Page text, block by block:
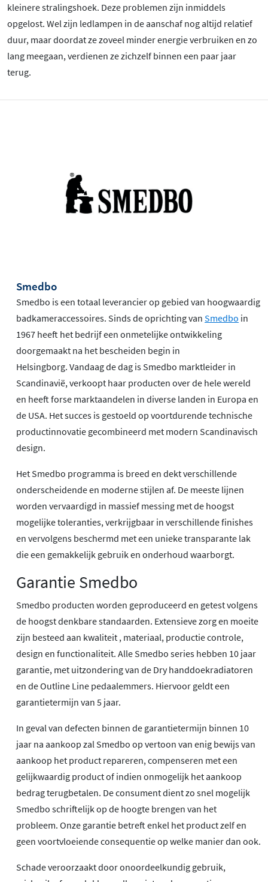
kleinere stralingshoek. Deze problemen zijn inmiddels
opgelost. Wel zijn ledlampen in de aanschaf nog altijd relatief
duur, maar doordat ze zoveel minder energie verbruiken en zo
lang meegaan, verdienen ze zichzelf binnen een paar jaar
terug.
Smedbo
Smedbo is een totaal leverancier op gebied van hoogwaardig
badkameraccessoires. Sinds de oprichting van Smedbo in
1967 heeft het bedrijf een onmetelijke ontwikkeling
doorgemaakt na het bescheiden begin in
Helsingborg. Vandaag de dag is Smedbo marktleider in
Scandinavië, verkoopt haar producten over de hele wereld
en heeft forse marktaandelen in diverse landen in Europa en
de USA. Het succes is gestoeld op voortdurende technische
productinnovatie gecombineerd met modern Scandinavisch
design.
Het Smedbo programma is breed en dekt verschillende
onderscheidende en moderne stijlen af. De meeste lijnen
worden vervaardigd in massief messing met de hoogst
mogelijke toleranties, verkrijgbaar in verschillende finishes
en vervolgens beschermd met een unieke transparante lak
die een gemakkelijk gebruik en onderhoud waarborgt.
Garantie Smedbo
Smedbo producten worden geproduceerd en getest volgens
de hoogst denkbare standaarden. Extensieve zorg en moeite
zijn besteed aan kwaliteit , materiaal, productie controle,
design en functionaliteit. Alle Smedbo series hebben 10 jaar
garantie, met uitzondering van de Dry handdoekradiatoren
en de Outline Line pedaalemmers. Hiervoor geldt een
garantietermijn van 5 jaar.
In geval van defecten binnen de garantietermijn binnen 10
jaar na aankoop zal Smedbo op vertoon van enig bewijs van
aankoop het product repareren, compenseren met een
gelijkwaardig product of indien onmogelijk het aankoop
bedrag terugbetalen. De consument dient zo snel mogelijk
Smedbo schriftelijk op de hoogte brengen van het
probleem. Onze garantie betreft enkel het product zelf en
geen voortvloeiende consequentie op welke manier dan ook.
Schade veroorzaakt door onoordeelkundig gebruik,